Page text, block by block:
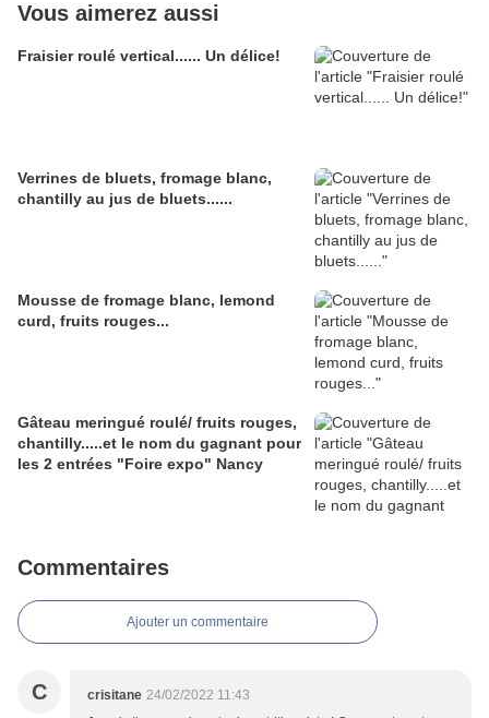
Vous aimerez aussi
Fraisier roulé vertical...... Un délice!
Verrines de bluets, fromage blanc,
chantilly au jus de bluets......
Mousse de fromage blanc, lemond
curd, fruits rouges...
Gâteau meringué roulé/ fruits rouges,
chantilly.....et le nom du gagnant pour
les 2 entrées "Foire expo" Nancy
Commentaires
Ajouter un commentaire
C crisitane 24/02/2022 11:43